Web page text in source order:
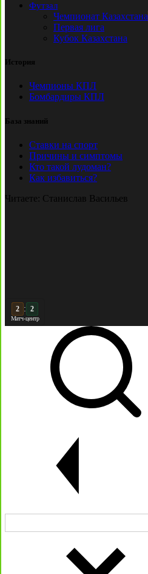
Футзал
Чемпионат Казахстана
Первая лига
Кубок Казахстана
История
Чемпионы КПЛ
Бомбардиры КПЛ
База знаний
Ставки на спорт
Причины и симптомы
Кто такой лудоман?
Как избавиться?
Читаете: Станислав Васильев
3 : 2
Матч-центр